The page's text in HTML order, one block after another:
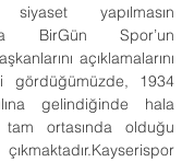
siyaset yapılmasın
BirGün Spor’un
açıklamalarını
gördüğümüzde, 1934
gelindiğinde hala
ortasında olduğu